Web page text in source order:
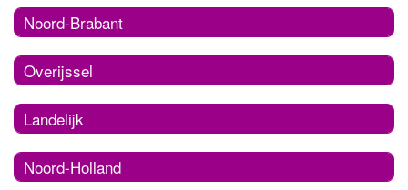
Noord-Brabant
Overijssel
Landelijk
Noord-Holland